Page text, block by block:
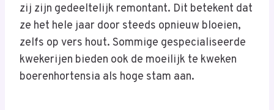
zij zijn gedeeltelijk remontant. Dit betekent dat
ze het hele jaar door steeds opnieuw bloeien,
zelfs op vers hout. Sommige gespecialiseerde
kwekerijen bieden ook de moeilijk te kweken
boerenhortensia als hoge stam aan.